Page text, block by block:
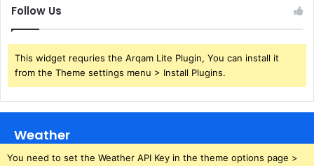
Follow Us
This widget requries the Arqam Lite Plugin, You can install it
from the Theme settings menu > Install Plugins.
Weather
You need to set the Weather API Key in the theme options page >